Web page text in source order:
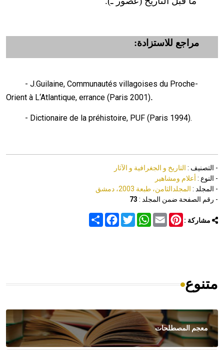
مراجع للاستزادة:
- J.Guilaine, Communautés villagoises du Proche-
Orient à L‘Atlantique, errance (Paris 2001).
- Dictionaire de la préhistoire, PUF (Paris 1994).
- التصنيف : التاريخ و الجغرافية و الآثار
- النوع : أعلام ومشاهير
- المجلد : المجلدالثامن، طبعة 2003، دمشق
- رقم الصفحة ضمن المجلد : 73
مشاركة : Share
FacebookTwitter
WhatsAppEmail
Pinterest
متنوع
معجم المصطلحات